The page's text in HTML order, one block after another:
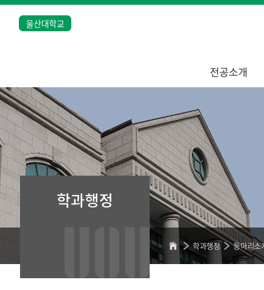
울산대학교
전공소개
학과행정 동아리소
학과행정